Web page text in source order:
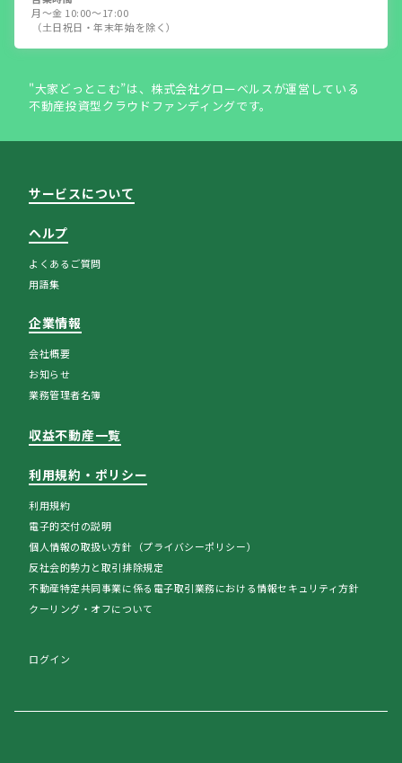
月～金 10:00～17:00
（土日祝日・年末年始を除く）
"大家どっとこむ”は、株式会社グローベルスが運営している
不動産投資型クラウドファンディングです。
サービスについて
ヘルプ
よくあるご質問
用語集
企業情報
会社概要
お知らせ
業務管理者名簿
収益不動産一覧
利用規約・ポリシー
利用規約
電子的交付の説明
個人情報の取扱い方針（プライバシーポリシー）
反社会的勢力と取引排除規定
不動産特定共同事業に係る電子取引業務における情報セキュリティ方針
クーリング・オフについて
ログイン